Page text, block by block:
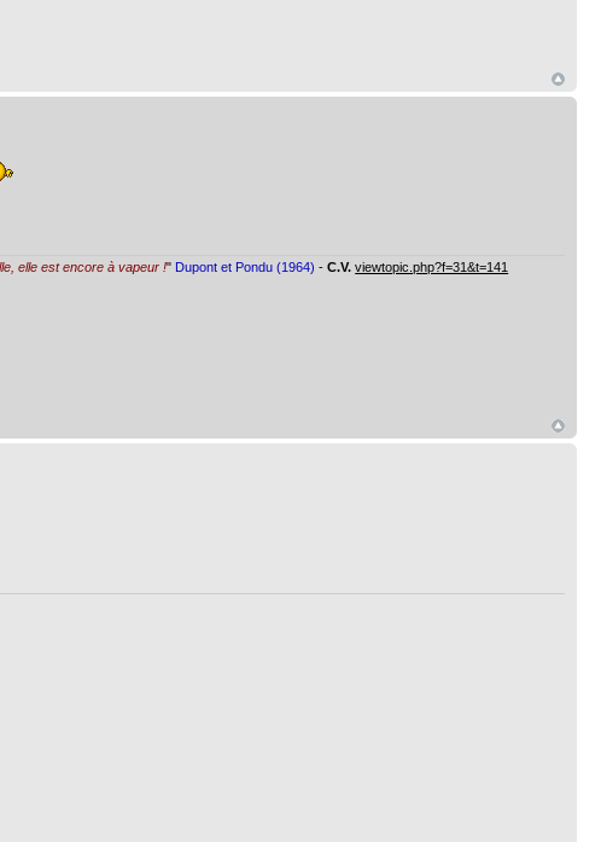
elle est encore à vapeur !" Dupont et Pondu (1964) -C.V. viewtopic.php?f=31&t=141